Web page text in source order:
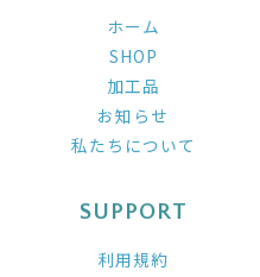
ホーム
SHOP
加工品
お知らせ
私たちについて
SUPPORT
利用規約